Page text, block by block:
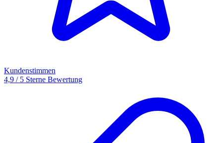
Kundenstimmen
4,9 / 5 Sterne Bewertung